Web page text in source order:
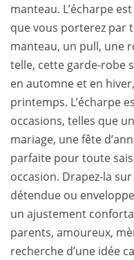
manteau. L’écharpe
que vous porterez par
manteau, un pull, une
telle, cette garde-robe
en automne et en
printemps. L’écharpe
occasions, telles que
mariage, une fête
parfaite pour toute
occasion. Drapez-la
détendue ou
un ajustement
parents, amoureux,
recherche d’une idée